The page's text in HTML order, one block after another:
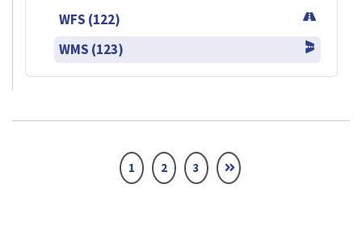
WFS (122)
WMS (123)
1 2 3